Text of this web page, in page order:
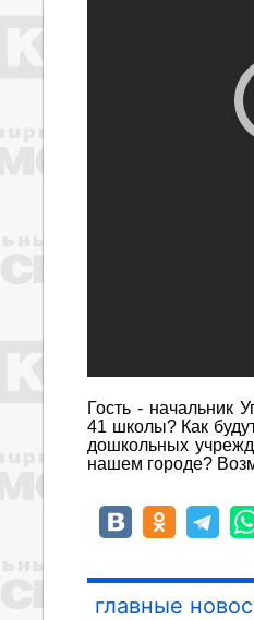
Гость - начальник
41 школы? Как
дошкольных
нашем городе?
главные